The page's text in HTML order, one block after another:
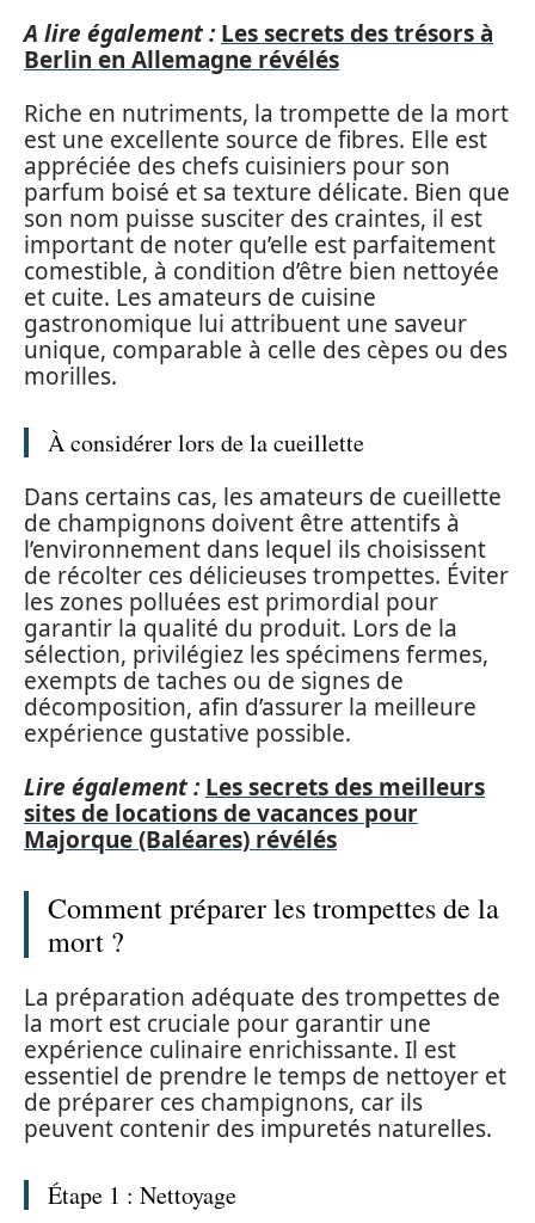
A lire également : Les secrets des trésors à
Berlin en Allemagne révélés
Riche en nutriments, la trompette de la mort
est une excellente source de fibres. Elle est
appréciée des chefs cuisiniers pour son
parfum boisé et sa texture délicate. Bien que
son nom puisse susciter des craintes, il est
important de noter qu’elle est parfaitement
comestible, à condition d’être bien nettoyée
et cuite. Les amateurs de cuisine
gastronomique lui attribuent une saveur
unique, comparable à celle des cèpes ou des
morilles.
À considérer lors de la cueillette
Dans certains cas, les amateurs de cueillette
de champignons doivent être attentifs à
l’environnement dans lequel ils choisissent
de récolter ces délicieuses trompettes. Éviter
les zones polluées est primordial pour
garantir la qualité du produit. Lors de la
sélection, privilégiez les spécimens fermes,
exempts de taches ou de signes de
décomposition, afin d’assurer la meilleure
expérience gustative possible.
Lire également : Les secrets des meilleurs
sites de locations de vacances pour
Majorque (Baléares) révélés
Comment préparer les trompettes de la
mort ?
La préparation adéquate des trompettes de
la mort est cruciale pour garantir une
expérience culinaire enrichissante. Il est
essentiel de prendre le temps de nettoyer et
de préparer ces champignons, car ils
peuvent contenir des impuretés naturelles.
Étape 1 : Nettoyage